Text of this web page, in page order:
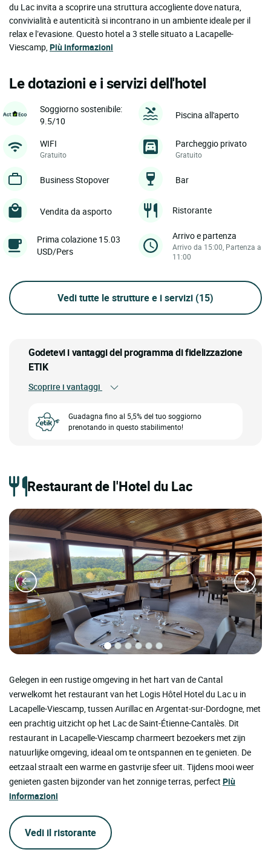
du Lac invita a scoprire una struttura accogliente dove natura,
convivialità e autenticità si incontrano in un ambiente ideale per il
relax e l’evasione. Questo hotel a 3 stelle situato a Lacapelle-
Viescamp,Più informazioni
Le dotazioni e i servizi dell'hotel
Soggiorno sostenibile:
9.5/10
Piscina all'aperto
WIFI
Gratuito
Parcheggio privato
Gratuito
Business Stopover Bar
Vendita da asporto Ristorante
Prima colazione 15.03
USD/Pers
Arrivo e partenza
Arrivo da 15:00, Partenza a
11:00
Vedi tutte le strutture e i servizi (15)
Godetevi i vantaggi del programma di fidelizzazione
ETIK
Scoprire i vantaggi
Guadagna fino al 5,5% del tuo soggiorno
prenotando in questo stabilimento!
Restaurant de l'Hotel du Lac
Gelegen in een rustige omgeving in het hart van de Cantal
verwelkomt het restaurant van het Logis Hôtel Hotel du Lac u in
Lacapelle-Viescamp, tussen Aurillac en Argentat-sur-Dordogne, met
een prachtig uitzicht op het Lac de Saint-Étienne-Cantalès. Dit
restaurant in Lacapelle-Viescamp charmeert bezoekers met zijn
natuurlijke omgeving, ideaal om te ontspannen en te genieten. De
eetzaal straalt een warme en gastvrije sfeer uit. Tijdens mooi weer
genieten gasten bijzonder van het zonnige terras, perfect Più
informazioni
Vedi il ristorante